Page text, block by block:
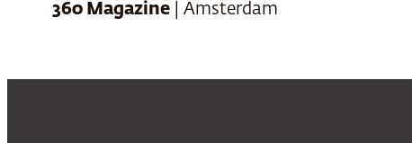
360 Magazine | Amsterdam